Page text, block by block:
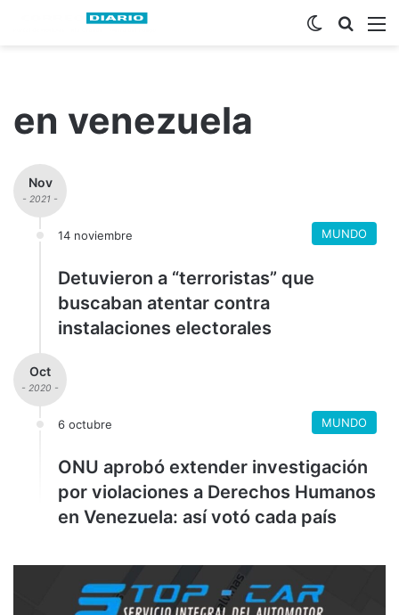
Buscar
Switch skin
en venezuela
Nov
- 2021 -
14 noviembre MUNDO
Detuvieron a “terroristas” que
buscaban atentar contra
instalaciones electorales
Oct
- 2020 -
6 octubre MUNDO
ONU aprobó extender investigación
por violaciones a Derechos Humanos
en Venezuela: así votó cada país